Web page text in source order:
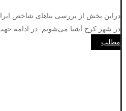
دراین بخش از بررسی بناهای شاخص
در شهر کرج آشنا می‌شویم. در ادامه
مطلب